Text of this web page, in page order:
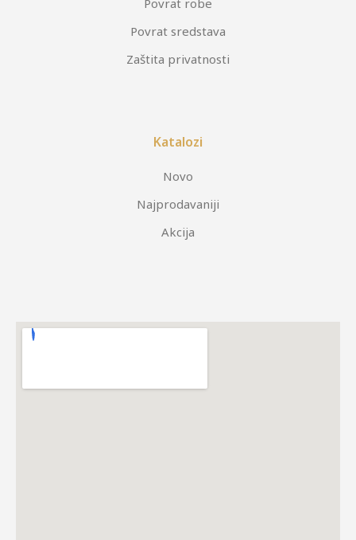
Povrat sredstava
Zaštita privatnosti
Katalozi
Novo
Najprodavaniji
Akcija